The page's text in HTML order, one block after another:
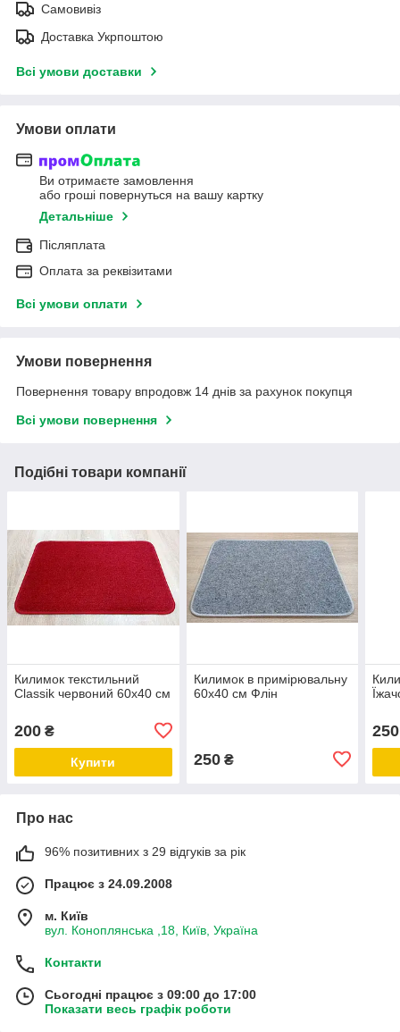
Самовивіз
Доставка Укрпоштою
Всі умови доставки
Умови оплати
Ви отримаєте замовлення
або гроші повернуться на вашу картку
Детальніше
Післяплата
Оплата за реквізитами
Всі умови оплати
Умови повернення
Повернення товару впродовж 14 днів за рахунок покупця
Всі умови повернення
Подібні товари компанії
Килимок текстильний
Classik червоний 60х40 см
200 ₴
Купити
Килимок в примірювальну
60х40 см Флін
250₴
250
Про нас
96% позитивних з 29 відгуків за рік
Працює з 24.09.2008
м. Київ
вул. Коноплянська ,18, Київ, Україна
Контакти
Сьогодні працює з 09:00 до 17:00
Показати весь графік роботи